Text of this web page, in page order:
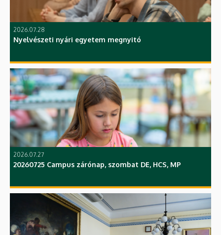
2026.07.28
Nyelvészeti nyári egyetem megnyitó
2026.07.27
20260725 Campus zárónap, szombat DE, HCS, MP